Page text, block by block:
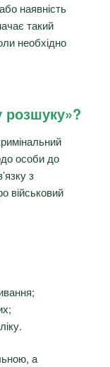
наявність
такий
необхідно
розшуку»?
особи до
з
військовий
а